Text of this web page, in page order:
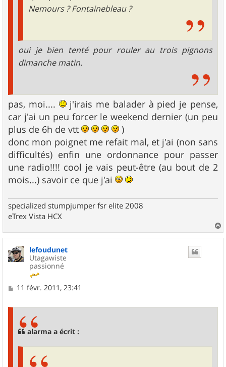
Nemours ? Fontainebleau ?
oui je bien tenté pour rouler au trois pignons
dimanche matin.
pas, moi....
j'irais me balader à pied je pense,
car j'ai un peu forcer le weekend dernier (un peu
plus de 6h de vtt
)
donc mon poignet me refait mal, et j'ai (non sans
difficultés) enfin une ordonnance pour passer
une radio!!!! cool je vais peut-être (au bout de 2
mois...) savoir ce que j'ai
specialized stumpjumper fsr elite 2008
eTrex Vista HCX
a
lefoudunet
Utagawiste
passionné
M11 févr. 2011, 23:41
alarma a écrit :